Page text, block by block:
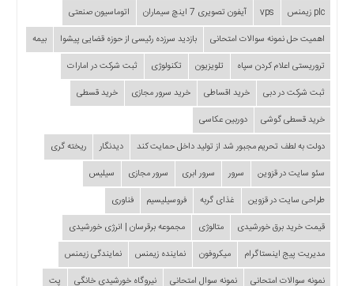
plc زیمنس vps آیفون تصویری 7 اینچ سیماران
اتوماسیون صنعتی
اهمیت حل نمونه سوالات امتحانی
بازدید سرزده‌ رئیسی از حوزه قضایی ‌پیشوا
بیمه
تروریستی اعلام کردن سپاه
تلویزیون تکنولوژی
ثبت شرکت در امارات
ثبت شرکت در دبی
خرید اقساطی خرید سرور مجازی
خرید قسطی
خرید قسطی گوشی
دوربین عکاسی
دولت به لطف تحریم مجبور شد از تولید داخل حمایت کند
دیدنگار
ریخته گری
سئو سایت در قزوین
سرور سرور ابری سرور مجازی
سیلیس
طراحی سایت در قزوین
غذای گربه فروسیلیسیم
فناوری
قیمت خرید برق خورشیدی
متالوژی
مجموعه برقرسان | انرژی خورشیدی
مدیریت پیج اینستاگرام
میکروفون نماینده زیمنس
نمایندگی زیمنس
نمونه سوالات امتحانی
نمونه سوال امتحانی نیروگاه خورشیدی خانگی
پت